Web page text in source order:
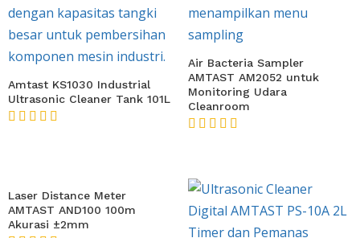
Amtast KS1030 Industrial
Ultrasonic Cleaner Tank 101L
Air Bacteria Sampler
AMTAST AM2052 untuk
Monitoring Udara
Cleanroom
Laser Distance Meter
AMTAST AND100 100m
Akurasi ±2mm